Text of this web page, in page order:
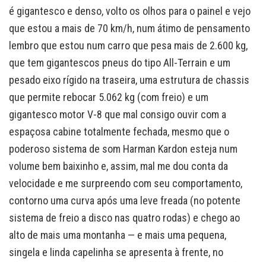
é gigantesco e denso, volto os olhos para o painel e vejo
que estou a mais de 70 km/h, num átimo de pensamento
lembro que estou num carro que pesa mais de 2.600 kg,
que tem gigantescos pneus do tipo All-Terrain e um
pesado eixo rígido na traseira, uma estrutura de chassis
que permite rebocar 5.062 kg (com freio) e um
gigantesco motor V-8 que mal consigo ouvir com a
espaçosa cabine totalmente fechada, mesmo que o
poderoso sistema de som Harman Kardon esteja num
volume bem baixinho e, assim, mal me dou conta da
velocidade e me surpreendo com seu comportamento,
contorno uma curva após uma leve freada (no potente
sistema de freio a disco nas quatro rodas) e chego ao
alto de mais uma montanha — e mais uma pequena,
singela e linda capelinha se apresenta à frente, no